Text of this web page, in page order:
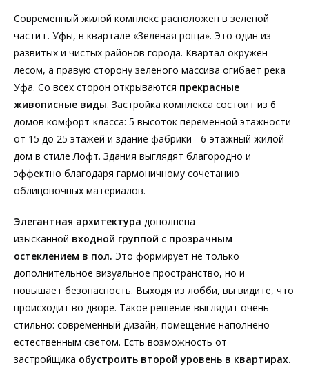
Современный жилой комплекс расположен в зеленой
части г. Уфы, в квартале «Зеленая роща». Это один из
развитых и чистых районов города. Квартал окружен
лесом, а правую сторону зелёного массива огибает река
Уфа. Со всех сторон открываются прекрасные
живописные виды. Застройка комплекса состоит из 6
домов комфорт-класса: 5 высоток переменной этажности
от 15 до 25 этажей и здание фабрики - 6-этажный жилой
дом в стиле Лофт. Здания выглядят благородно и
эффектно благодаря гармоничному сочетанию
облицовочных материалов.
Элегантная архитектура дополнена
изысканной входной группой с прозрачным
остеклением в пол. Это формирует не только
дополнительное визуальное пространство, но и
повышает безопасность. Выходя из лобби, вы видите, что
происходит во дворе. Такое решение выглядит очень
стильно: современный дизайн, помещение наполнено
естественным светом. Есть возможность от
застройщика обустроить второй уровень в квартирах.